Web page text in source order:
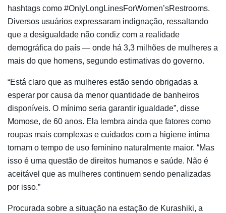
hashtags como #OnlyLongLinesForWomen’sRestrooms.
Diversos usuários expressaram indignação, ressaltando
que a desigualdade não condiz com a realidade
demográfica do país — onde há 3,3 milhões de mulheres a
mais do que homens, segundo estimativas do governo.
“Está claro que as mulheres estão sendo obrigadas a
esperar por causa da menor quantidade de banheiros
disponíveis. O mínimo seria garantir igualdade”, disse
Momose, de 60 anos. Ela lembra ainda que fatores como
roupas mais complexas e cuidados com a higiene íntima
tornam o tempo de uso feminino naturalmente maior. “Mas
isso é uma questão de direitos humanos e saúde. Não é
aceitável que as mulheres continuem sendo penalizadas
por isso.”
Procurada sobre a situação na estação de Kurashiki, a